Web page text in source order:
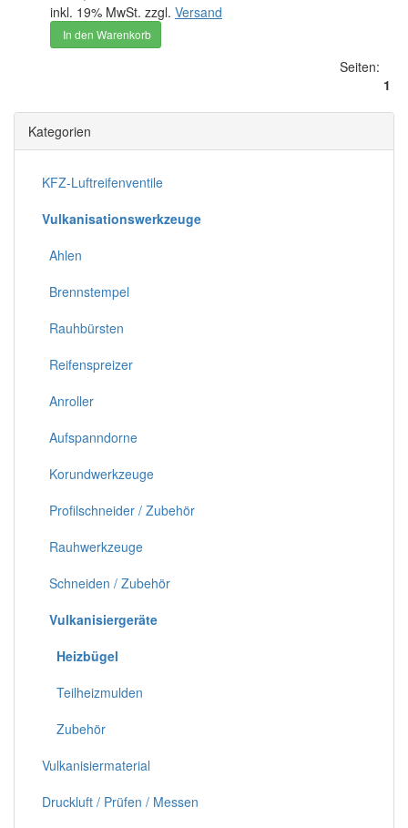
inkl. 19% MwSt. zzgl. Versand
In den Warenkorb
1
Seiten:
Kategorien
KFZ-Luftreifenventile
Vulkanisationswerkzeuge
Ahlen
Brennstempel
Rauhbürsten
Reifenspreizer
Anroller
Aufspanndorne
Korundwerkzeuge
Profilschneider / Zubehör
Rauhwerkzeuge
Schneiden / Zubehör
Vulkanisiergeräte
Heizbügel
Teilheizmulden
Zubehör
Vulkanisiermaterial
Druckluft / Prüfen / Messen